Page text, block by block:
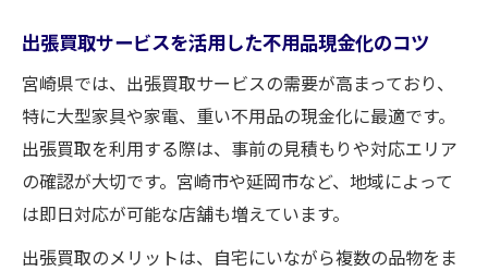
出張買取サービスを活用した不用品現金化のコツ
宮崎県では、出張買取サービスの需要が高まっており、
特に大型家具や家電、重い不用品の現金化に最適です。
出張買取を利用する際は、事前の見積もりや対応エリア
の確認が大切です。宮崎市や延岡市など、地域によって
は即日対応が可能な店舗も増えています。
出張買取のメリットは、自宅にいながら複数の品物をま